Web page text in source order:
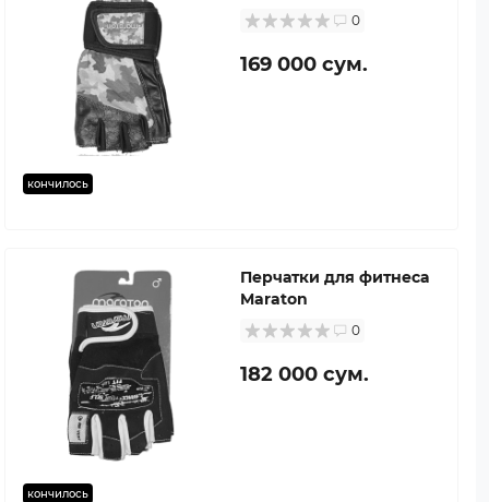
кончилось
0
169 000 сум.
кончилось
Перчатки для фитнеса
Maraton
0
182 000 сум.